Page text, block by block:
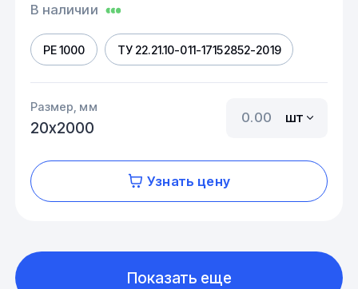
В наличии
PE 1000 ТУ 22.21.10-011-17152852-2019
Размер, мм
20х2000
шт
Узнать цену
Показать еще